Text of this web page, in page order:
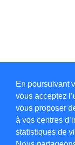
En poursuivant
vous acceptez
vous proposer
à vos centres
statistiques de